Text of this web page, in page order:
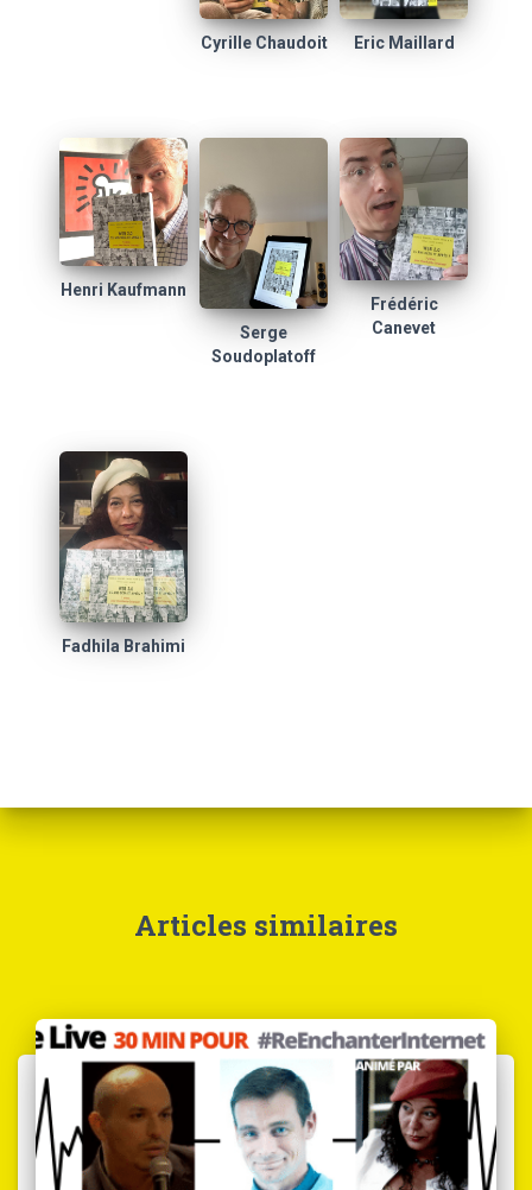
Cyrille Chaudoit Eric Maillard
Henri Kaufmann
Serge
Soudoplatoff
Frédéric
Canevet
Fadhila Brahimi
Articles similaires